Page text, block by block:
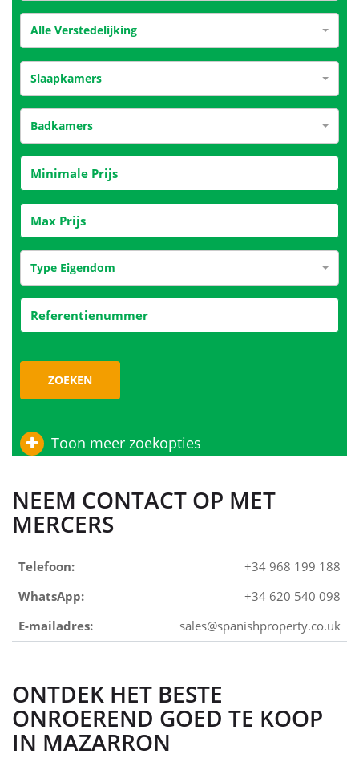
Alle Verstedelijking
Slaapkamers
Badkamers
Type Eigendom
ZOEKEN
Toon meer zoekopties
NEEM CONTACT OP MET
MERCERS
Telefoon:
+34 968 199 188
WhatsApp:
+34 620 540 098
E-mailadres:
sales@spanishproperty.co.uk
ONTDEK HET BESTE
ONROEREND GOED TE KOOP
IN MAZARRON